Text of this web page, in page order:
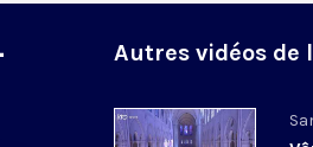
Autres vidéos de